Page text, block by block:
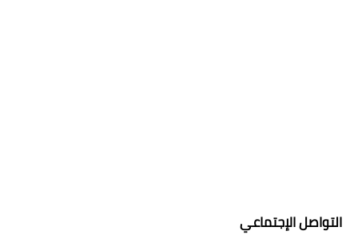
التواصل الإجتماعي